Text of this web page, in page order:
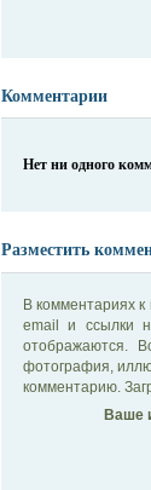
Комментарии
Нет ни одного
Разместить
В комментариях к
email и ссылки
отображаются.
фотография,
комментарию.
Ваше